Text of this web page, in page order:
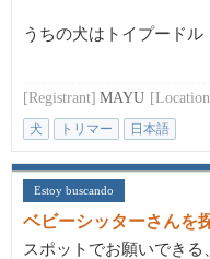
うちの犬はトイプードル
[Registrant] MAYU
犬 トリマー 日本語
Estoy buscando
ベビーシッターさんを
スポットでお願いでき